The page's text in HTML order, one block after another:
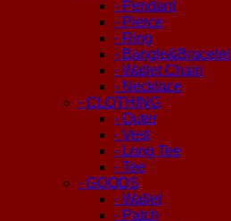
- Pendant
- Pierce
- Ring
- Bangle&Bracelet
- Wallet Chain
- Necklace
- CLOTHING
- Outer
- Vest
- Long Tee
- Tee
- GOODS
- Wallet
- Patch